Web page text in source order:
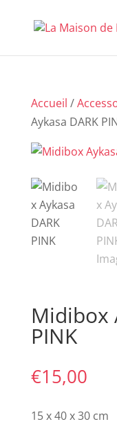
Accueil /
Aykasa DARK
Midibox
PINK
€15,00
15 x 40 x 30 cm